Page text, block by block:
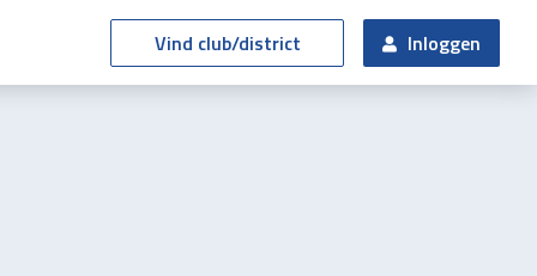
Vind club/district Inloggen